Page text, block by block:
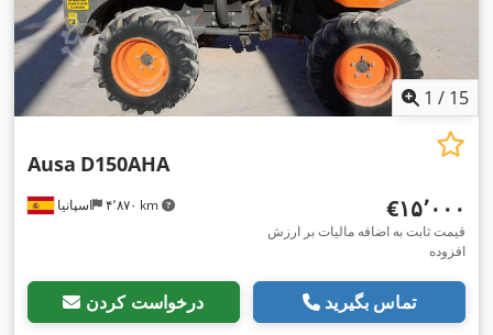
1 / 15
اسپانیا ۴٬۸۷۰ km
Ausa D150AHA
‎€۱۵٬۰۰۰
قیمت ثابت به اضافه مالیات بر ارزش
افزوده
درخواست کردن تماس بگیرید